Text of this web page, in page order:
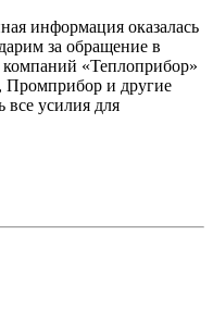
информация оказалась
за обращение в
компаний «Теплоприбор»
Промприбор и другие
усилия для